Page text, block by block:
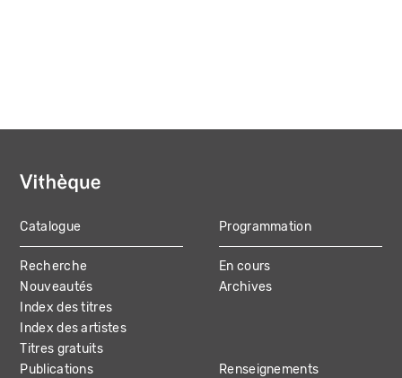
MAIN
NAVIGATION
Catalogue
Recherche
Nouveautés
Index des titres
Index des artistes
Titres gratuits
Programmation
En cours
Archives
Publications Renseignements